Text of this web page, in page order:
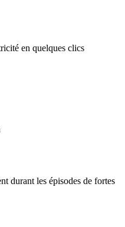
en quelques clics
durant les épisodes de fortes